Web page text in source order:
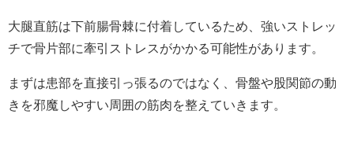
大腿直筋は下前腸骨棘に付着しているため、強いストレッ
チで骨片部に牽引ストレスがかかる可能性があります。
まずは患部を直接引っ張るのではなく、骨盤や股関節の動
きを邪魔しやすい周囲の筋肉を整えていきます。